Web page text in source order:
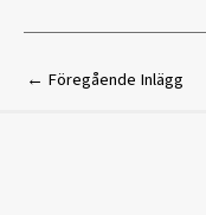
← Föregående Inlägg